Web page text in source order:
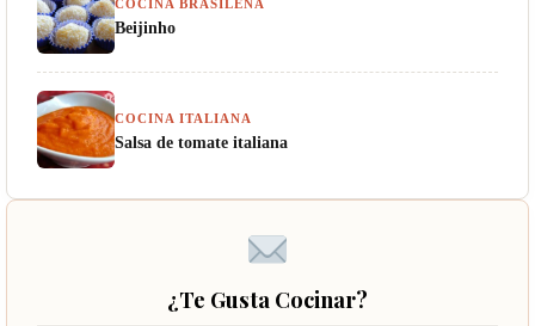
COCINA BRASILEÑA
Beijinho
COCINA ITALIANA
Salsa de tomate italiana
¿Te Gusta Cocinar?